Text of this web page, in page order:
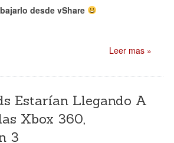
desde vShare
Leer mas »
Estarían Llegando A
Xbox 360,
3